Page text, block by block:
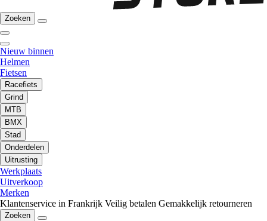
Zoeken
Nieuw binnen
Helmen
Fietsen
Racefiets
Grind
MTB
BMX
Stad
Onderdelen
Uitrusting
Werkplaats
Uitverkoop
Merken
Klantenservice in Frankrijk Veilig betalen Gemakkelijk retourneren
Zoeken